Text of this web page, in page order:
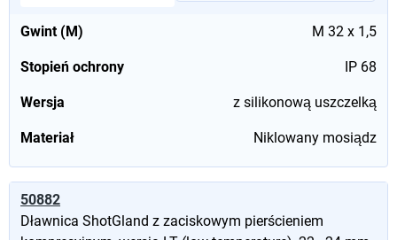
Gwint (M) M 32 x 1,5
Stopień ochrony IP 68
Wersja z silikonową uszczelką
Materiał Niklowany mosiądz
50882
Dławnica ShotGland z zaciskowym pierścieniem